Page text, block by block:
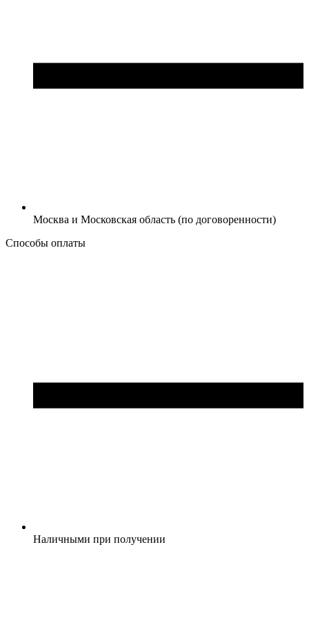
Москва и Московская область (по договоренности)
Способы оплаты
Наличными при получении